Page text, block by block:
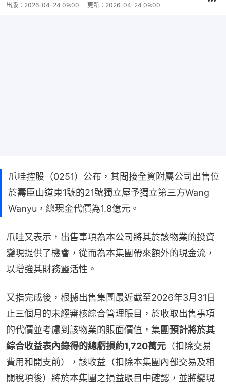
出版： 2026-04-24 09:00 更新： 2026-04-24 09:00
爪哇控股（0251）公布，其間接全資附屬公司出售位
於壽臣山道東1號的21號獨立屋予獨立第三方Wang
Wanyu，總現金代價為1.8億元。
爪哇又表示，出售事項為本公司將其於該物業的投資
變現提供了機會，從而為本集團帶來額外的現金流，
以增強其財務靈活性。
又指完成後，根據出售集團最近截至2026年3月31日
止三個月的未經審核綜合管理賬目，於收取出售事項
的代價並考慮到該物業的賬面價值，集團預計將於其
綜合收益表內錄得的總虧損約1,720萬元 （扣除交易
費用和開支前），該收益（扣除本集團內部交易及相
關稅項後）將於本集團之損益賬目中確認，並將變現